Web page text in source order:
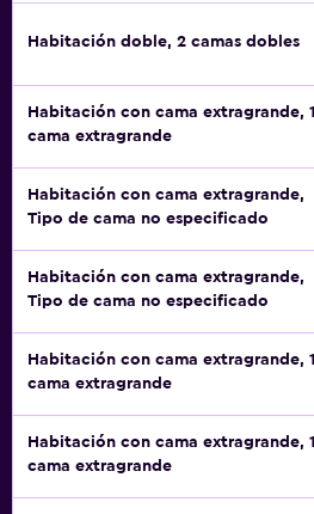
Habitación doble, 2 camas dobles
Habitación con cama extragrande, 1
cama extragrande
Habitación con cama extragrande,
Tipo de cama no especificado
Habitación con cama extragrande,
Tipo de cama no especificado
Habitación con cama extragrande, 1
cama extragrande
Habitación con cama extragrande, 1
cama extragrande